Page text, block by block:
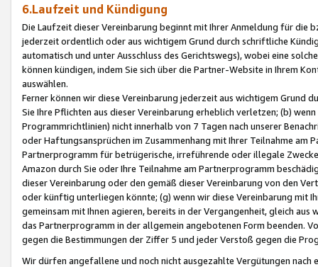
6.Laufzeit und Kündigung
Die Laufzeit dieser Vereinbarung beginnt mit Ihrer Anmeldung für die
jederzeit ordentlich oder aus wichtigem Grund durch schriftliche
automatisch und unter Ausschluss des Gerichtswegs), wobei eine
können kündigen, indem Sie sich über die Partner-Website in Ihrem
auswählen.
Ferner können wir diese Vereinbarung jederzeit aus wichtigem Grund
Sie Ihre Pflichten aus dieser Vereinbarung erheblich verletzen; (b)
Programmrichtlinien) nicht innerhalb von 7 Tagen nach unserer
oder Haftungsansprüchen im Zusammenhang mit Ihrer Teilnahme am
Partnerprogramm für betrügerische, irreführende oder illegale
Amazon durch Sie oder Ihre Teilnahme am Partnerprogramm
dieser Vereinbarung oder den gemäß dieser Vereinbarung von den
oder künftig unterliegen könnte; (g) wenn wir diese Vereinbarung mit
gemeinsam mit Ihnen agieren, bereits in der Vergangenheit, gleich
das Partnerprogramm in der allgemein angebotenen Form beenden.
gegen die Bestimmungen der Ziffer 5 und jeder Verstoß gegen die
Wir dürfen angefallene und noch nicht ausgezahlte Vergütungen